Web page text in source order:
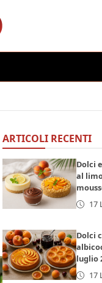
ARTICOLI RECENTI
Dolci
al
17
Dolci
luglio
17